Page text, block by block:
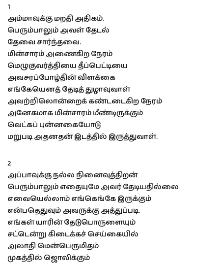
1
அம்மாவுக்கு மறதி அதிகம்.
பெரும்பாலும் அவள் தேடல்
தேவை சார்ந்தவை.
மின்சாரம் அணைகிற நேரம்
மெழுகுவர்த்தியை தீப்பெட்டியை
அவசரப்போழ்தின் விளக்கை
எங்கேயெனத் தேடித் துழாவுவாள்
அவற்றிலொன்றைக் கண்டடைகிற நேரம்
அனேகமாக மின்சாரம் மீண்டிருக்கும்
வெட்கப் புன்னகையோடு
மறுபடி அதனதன் இடத்தில் இருத்துவாள்.
2
அப்பாவுக்கு நல்ல நினைவுத்திறன்
பெரும்பாலும் எதையுமே அவர் தேடியதில்லை
எவையெல்லாம் எங்கெங்கே இருக்கும்
என்பதெதுவும் அவருக்கு அத்துப்படி.
எங்கள் யாரின் தேடுபொருளையும்
சட்டென்று கிடைக்கச் செய்கையில்
அலாதி மென்பெருமிதம்
முகத்தில் ஜொலிக்கும்